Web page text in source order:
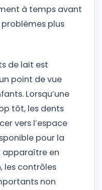
à temps avant
problèmes plus
de lait est
point de vue
Lorsqu’une
tôt, les dents
vers l’espace
pour la
en
les contrôles
non